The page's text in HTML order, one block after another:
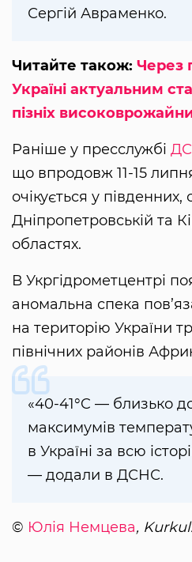
Сергій Авраменко.
Читайте також: Через
Україні актуальним
пізніх
Раніше у пресслужбі
що впродовж 11-15
очікується у південних,
Дніпропетровській та
областях.
В Укргідрометцентрі
аномальна спека
на територію України
північних районів
«40-41°C — близько
максимумів
в Україні за всю
— додали в ДСНС.
© Юлія Немцева,